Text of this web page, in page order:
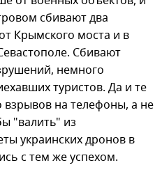
сбивают два
Крымского моста и в
Сбивают
немного
туристов. Да и те
на телефоны, а не
"валить" из
украинских дронов в
с тем же успехом.